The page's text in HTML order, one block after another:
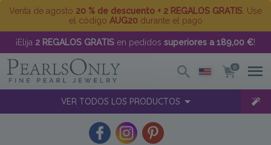
Venta de agosto 20 % de descuento + 2 REGALOS GRATIS . Use
el código AUG20durante el pago
¡Elija 2 REGALOS GRATIS en pedidos superiores a 189,00 €!
0
VER TODOS LOS PRODUCTOS